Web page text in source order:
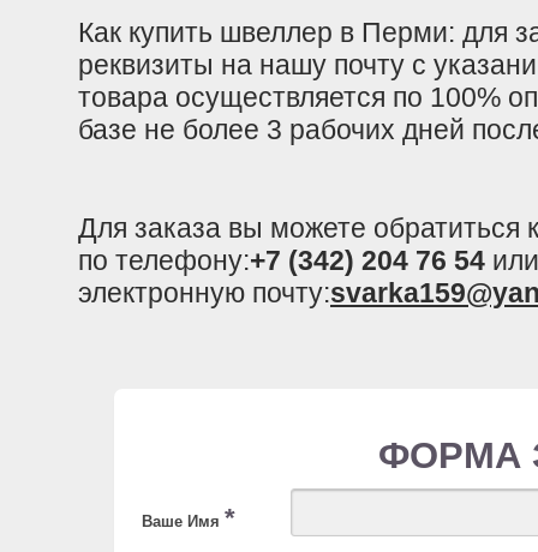
Как купить швеллер в Перми: для
реквизиты на нашу почту с
товара осуществляется по 100%
базе не более 3 рабочих дней
Для заказа вы можете
по телефону:+7 (342) 204 76 54
электронную почту:
ФОРМА
Ваше Имя *